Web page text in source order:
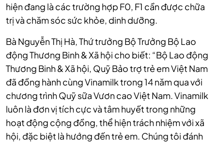
hiện đang là các trường hợp F0, F1 cần được chữa
trị và chăm sóc sức khỏe, dinh dưỡng.
Bà Nguyễn Thị Hà, Thứ trưởng Bộ Trưởng Bộ Lao
động Thương Binh & Xã hội cho biết: “Bộ Lao động
Thương Binh & Xã hội, Quỹ Bảo trợ trẻ em Việt Nam
đã đồng hành cùng Vinamilk trong 14 năm qua với
chương trình Quỹ sữa Vươn cao Việt Nam. Vinamilk
luôn là đơn vị tích cực và tâm huyết trong những
hoạt động cộng đồng, thể hiện trách nhiệm với xã
hội, đặc biệt là hướng đến trẻ em. Chúng tôi đánh